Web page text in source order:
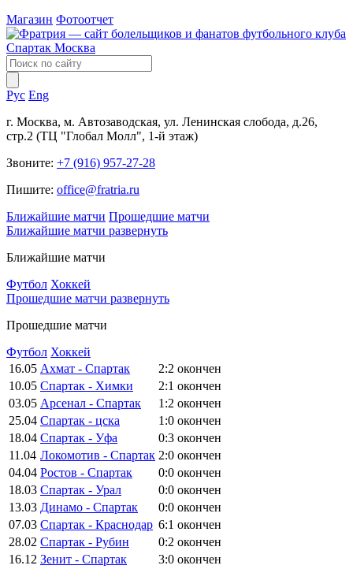
Магазин Фотоотчет
Рус Eng
г. Москва, м. Автозаводская, ул. Ленинская слобода, д.26,
стр.2 (ТЦ "Глобал Молл", 1-й этаж)
Звоните: +7 (916) 957-27-28
Пишите: office@fratria.ru
Ближайшие матчи Прошедшие матчи
Ближайшие матчи развернуть
Ближайшие матчи
Футбол Хоккей
Прошедшие матчи развернуть
Прошедшие матчи
Футбол Хоккей
16.05 Ахмат - Спартак 2:2 окончен
10.05 Спартак - Химки 2:1 окончен
03.05 Арсенал - Спартак 1:2 окончен
25.04 Спартак - цска 1:0 окончен
18.04 Спартак - Уфа 0:3 окончен
11.04 Локомотив - Спартак 2:0 окончен
04.04 Ростов - Спартак 0:0 окончен
18.03 Спартак - Урал 0:0 окончен
13.03 Динамо - Спартак 0:0 окончен
07.03 Спартак - Краснодар 6:1 окончен
28.02 Спартак - Рубин 0:2 окончен
16.12 Зенит - Спартак 3:0 окончен